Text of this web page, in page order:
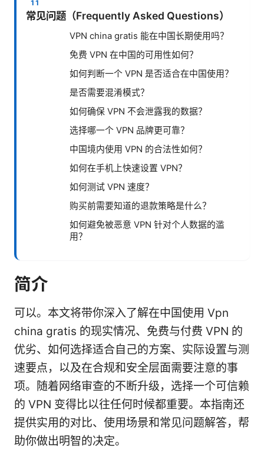
常见问题（Frequently Asked Questions）
VPN china gratis 能在中国长期使用吗？
免费 VPN 在中国的可用性如何？
如何判断一个 VPN 是否适合在中国使用？
是否需要混淆模式？
如何确保 VPN 不会泄露我的数据？
选择哪一个 VPN 品牌更可靠？
中国境内使用 VPN 的合法性如何？
如何在手机上快速设置 VPN？
如何测试 VPN 速度？
购买前需要知道的退款策略是什么？
如何避免被恶意 VPN 针对个人数据的滥
用？
简介
可以。本文将带你深入了解在中国使用 Vpn
china gratis 的现实情况、免费与付费 VPN 的
优劣、如何选择适合自己的方案、实际设置与测
速要点，以及在合规和安全层面需要注意的事
项。随着网络审查的不断升级，选择一个可信赖
的 VPN 变得比以往任何时候都重要。本指南还
提供实用的对比、使用场景和常见问题解答，帮
助你做出明智的决定。